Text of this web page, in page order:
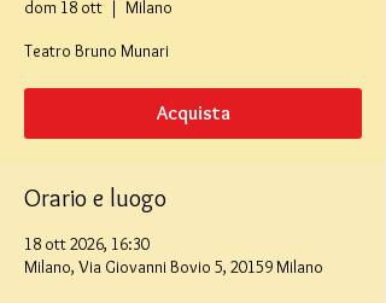
dom 18 ott
  |
Milano
Teatro Bruno Munari
Acquista
Orario e luogo
18 ott 2026, 16:30
Milano, Via Giovanni Bovio 5, 20159 Milano